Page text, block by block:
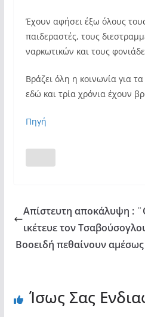
Έχουν αφήσει έξω όλους
παιδεραστές, τους
ναρκωτικών και τους
Βράζει όλη η κοινωνία για
εδώ και τρία χρόνια έχουν
Πηγή
Απίστευτη αποκάλυψη :
ικέτευε τον
Βοοειδή πεθαίνουν
Ίσως Σας